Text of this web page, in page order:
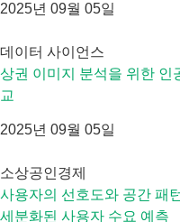
2025년 09월 05일
데이터 사이언스
상권 이미지 분석을 위한 인
교
2025년 09월 05일
소상공인경제
사용자의 선호도와 공간 패
세분화된 사용자 수요 예측